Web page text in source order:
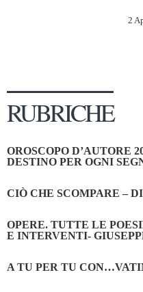
2
RUBRICHE
OROSCOPO D’AUTORE
DESTINO PER OGNI
CIÒ CHE SCOMPARE –
OPERE. TUTTE LE
E INTERVENTI-
A TU PER TU